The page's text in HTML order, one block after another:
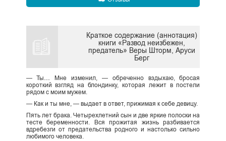
Краткое содержание (аннотация)
книги «Развод неизбежен,
предатель» Веры Шторм, Аруси
Берг
— Ты… Мне изменил, — обреченно вздыхаю, бросая
короткий взгляд на блондинку, которая лежит в постели
рядом с моим мужем.
— Как и ты мне, — выдает в ответ, прижимая к себе девицу.
Пять лет брака. Четырехлетний сын и две яркие полоски на
тесте беременности. Вся прожитая жизнь разбивается
вдребезги от предательства родного и настолько сильно
любимого человека.